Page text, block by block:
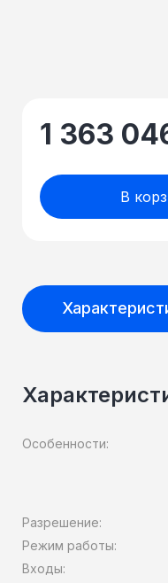
1 363
В
Особенности:
Разрешение:
Режим работы:
Входы: